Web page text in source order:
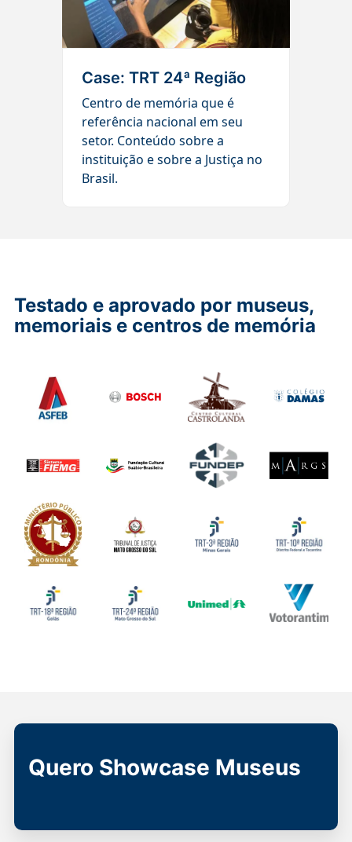
Case: TRT 24ª Região
Centro de memória que é
referência nacional em seu
setor. Conteúdo sobre a
instituição e sobre a Justiça no
Brasil.
Testado e aprovado por museus,
memoriais e centros de memória
Quero Showcase Museus